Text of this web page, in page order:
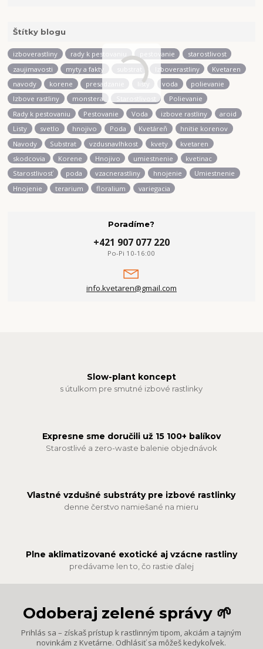
Štítky blogu
izboverastliny rady k pestovaniu pestovanie
starostlivost
zaujimavosti
myty a fakty Izboverastliny
Kvetaren
navody
korene presadzanie listy voda
polievanie
Izbove rastliny
monstera
Polievanie
Rady k pestovaniu
Pestovanie Voda izbove rastliny
aroid
Listy
svetlo hnojivo Poda Kvetáreň
hnitie korenov
Navody
Substrat vzdusnavlhkost kvety
kvetaren
skodcovia
Korene Hnojivo umiestnenie
kvetinac
Starostlivosť
poda vzacnerastliny hnojenie
Umiestnenie
Hnojenie
terarium floralium variegacia
Poradíme?
+421 907 077 220
Po-Pi 10-16:00
info.kvetaren@gmail.com
Slow-plant koncept
s útulkom pre smutné izbové rastlinky
Expresne sme doručili už 15 100+ balíkov
Starostlivé a zero-waste balenie objednávok
Vlastné vzdušné substráty pre izbové rastlinky
denne čerstvo namiešané na mieru
Plne aklimatizované exotické aj vzácne rastliny
predávame len to, čo rastie ďalej
Odoberaj zelené správy 🌱
Prihlás sa – získaš prístup k rastlinným tipom, akciám a tajným
novinkám z Kvetárne. Odhlásiť sa môžeš kedykoľvek.